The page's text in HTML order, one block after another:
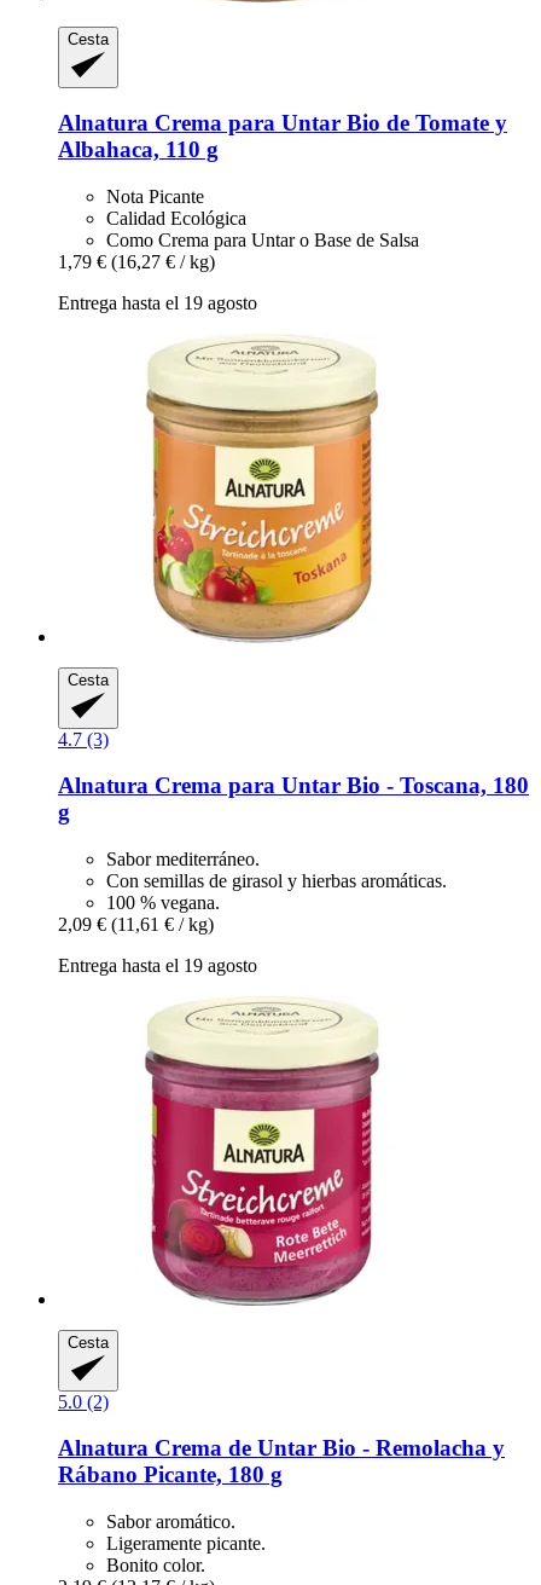
Cesta
Alnatura Crema para Untar Bio de Tomate y
Albahaca, 110 g
Nota Picante
Calidad Ecológica
Como Crema para Untar o Base de Salsa
1,79 € (16,27 € / kg)
Entrega hasta el 19 agosto
Cesta
4.7 (3)
Alnatura Crema para Untar Bio -​ Toscana, 180
g
Sabor mediterráneo.
Con semillas de girasol y hierbas aromáticas.
100 % vegana.
2,09 € (11,61 € / kg)
Entrega hasta el 19 agosto
Cesta
5.0 (2)
Alnatura Crema de Untar Bio -​ Remolacha y
Rábano Picante, 180 g
Sabor aromático.
Ligeramente picante.
Bonito color.